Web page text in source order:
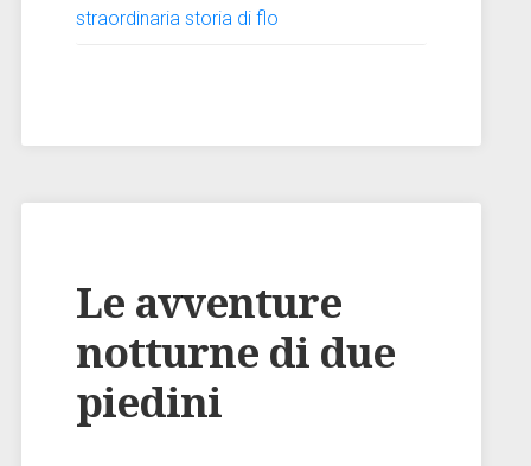
straordinaria storia di flo
Le avventure
notturne di due
piedini